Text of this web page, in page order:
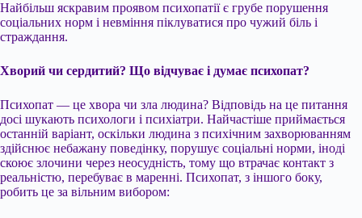
Найбільш яскравим проявом психопатії є грубе порушення
соціальних норм і невміння піклуватися про чужий біль і
страждання.
Хворий чи сердитий? Що відчуває і думає психопат?
Психопат — це хвора чи зла людина? Відповідь на це питання
досі шукають психологи і психіатри. Найчастіше приймається
останній варіант, оскільки людина з психічним захворюванням
здійснює небажану поведінку, порушує соціальні норми, іноді
скоює злочини через неосудність, тому що втрачає контакт з
реальністю, перебуває в маренні. Психопат, з іншого боку,
робить це за вільним вибором: